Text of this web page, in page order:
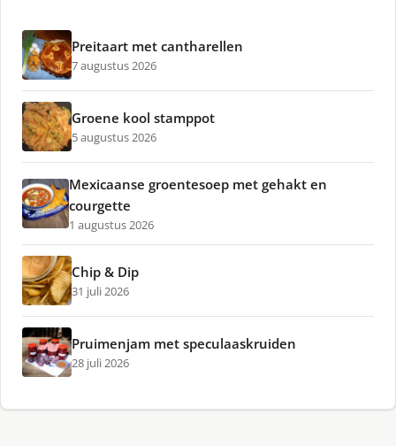
Preitaart met cantharellen
7 augustus 2026
Groene kool stamppot
5 augustus 2026
Mexicaanse groentesoep met gehakt en
courgette
1 augustus 2026
Chip & Dip
31 juli 2026
Pruimenjam met speculaaskruiden
28 juli 2026